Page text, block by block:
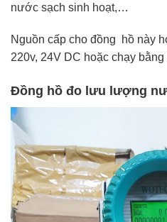
nước sạch sinh hoạt,…
Nguồn cấp cho đồng hồ này
220v, 24V DC hoặc chạy bằng
Đồng hồ đo lưu lượng